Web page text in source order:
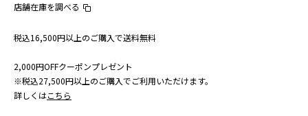
店舗在庫を調べる
税込16,500円以上のご購入で送料無料
2,000円OFFクーポンプレゼント
※税込27,500円以上のご購入でご利用いただけます。
詳しくはこちら